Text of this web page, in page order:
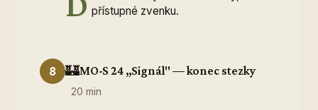
přístupné zvenku.
8 🏰MO-S 24 „Signál" — konec stezky
20 min